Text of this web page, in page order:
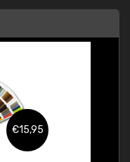
€15,95